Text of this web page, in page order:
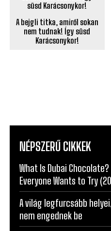
A bejgli titka, amiről sokan
nem tudnak! Így süsd
Karácsonykor!
NÉPSZERŰ CIKKEK
What Is Dubai
Everyone Wants to Try
A világ legfurcsább
nem engednek be